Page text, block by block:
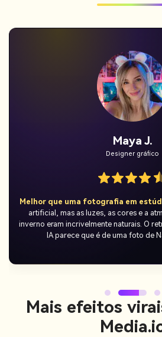
parecia
do
Natal da
Surpresa viral no
com o gerador Media.io
mundo adora a
festiva-esta é a
Mais efeitos